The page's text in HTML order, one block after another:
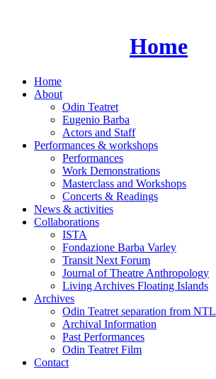
Home
Home
About
Odin Teatret
Eugenio Barba
Actors and Staff
Performances & workshops
Performances
Work Demonstrations
Masterclass and Workshops
Concerts & Readings
News & activities
Collaborations
ISTA
Fondazione Barba Varley
Transit Next Forum
Journal of Theatre Anthropology
Living Archives Floating Islands
Archives
Odin Teatret separation from NTL
Archival Information
Past Performances
Odin Teatret Film
Contact